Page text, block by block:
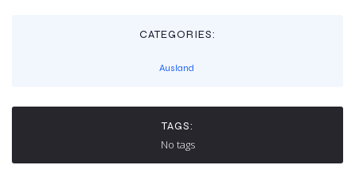
CATEGORIES:
Ausland
TAGS:
No tags